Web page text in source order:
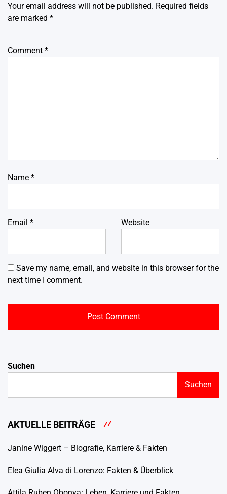
Your email address will not be published. Required fields
are marked *
Comment *
Name *
Email * Website
Save my name, email, and website in this browser for the
next time I comment.
Suchen
Suchen
AKTUELLE BEITRÄGE
Janine Wiggert – Biografie, Karriere & Fakten
Elea Giulia Alva di Lorenzo: Fakten & Überblick